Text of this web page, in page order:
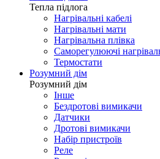
Тепла підлога
Нагрівальні кабелі
Нагрівальні мати
Нагрівальна плівка
Саморегулюючі
Термостати
Розумний дім
Розумний дім
Інше
Бездротові вимикачи
Датчики
Дротові вимикачи
Набір пристроїв
Реле